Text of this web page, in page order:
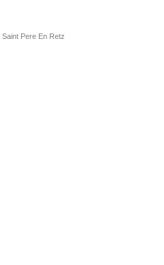
Pere En Retz